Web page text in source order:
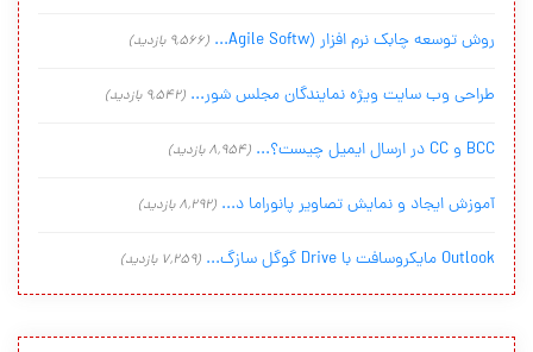
روش توسعه چابک نرم افزار (Agile Softw... (9,566 بازدید)
طراحی وب سایت ویژه نمایندگان مجلس شور... (9,542 بازدید)
BCC و CC در ارسال ایمیل چیست؟... (8,954 بازدید)
آموزش ایجاد و نمایش تصاویر پانوراما د... (8,292 بازدید)
Outlook مایکروسافت با Drive گوگل سازگ... (7,259 بازدید)